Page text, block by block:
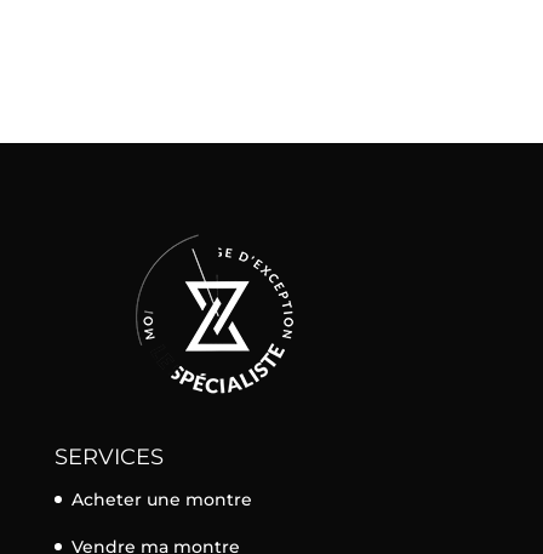
SERVICES
Acheter une montre
Vendre ma montre